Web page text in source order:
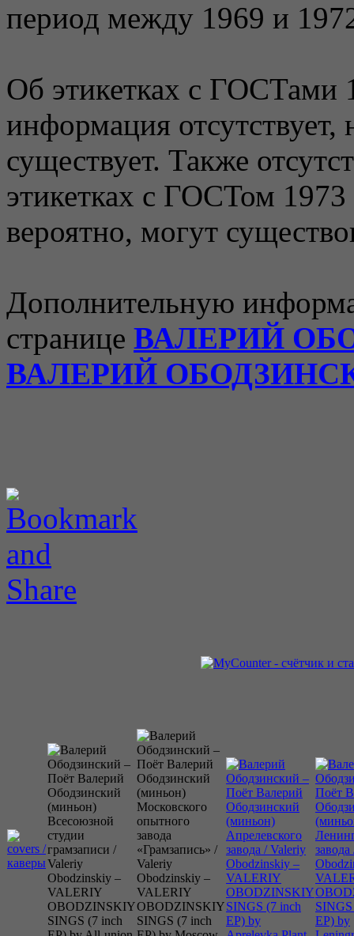
период между 1969 и
Об этикетках с ГОСТами
информация отсутствует,
существует. Также
этикетках с ГОСТом 1973
вероятно, могут
Дополнительную
странице ВАЛЕРИЙ
ВАЛЕРИЙ